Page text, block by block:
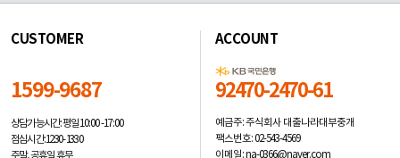
CUSTOMER
1599-9687
상담가능시간: 평일10:00 -17:00
점심시간: 12:30 - 13:30
주말, 공휴일 휴무
ACCOUNT
92470-2470-61
예금주: 주식회사 대출나라대부중개
팩스번호: 02-543-4569
이메일: na-0366@naver.com